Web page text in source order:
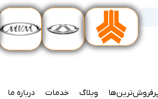
وبلاگ خدمات درباره ما